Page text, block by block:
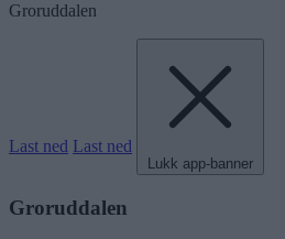
Groruddalen
Last ned Last ned
Lukk app-banner
Groruddalen